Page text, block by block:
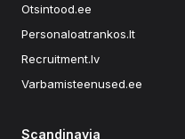
Otsintood.ee
Personaloatrankos.lt
Recruitment.lv
Varbamisteenused.ee
Scandinavia